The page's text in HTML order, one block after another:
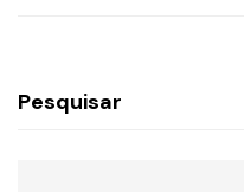
Pesquisar